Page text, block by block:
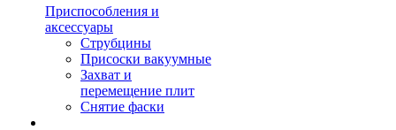
Приспособления и
аксессуары
Струбцины
Присоски вакуумные
Захват и
перемещение плит
Снятие фаски